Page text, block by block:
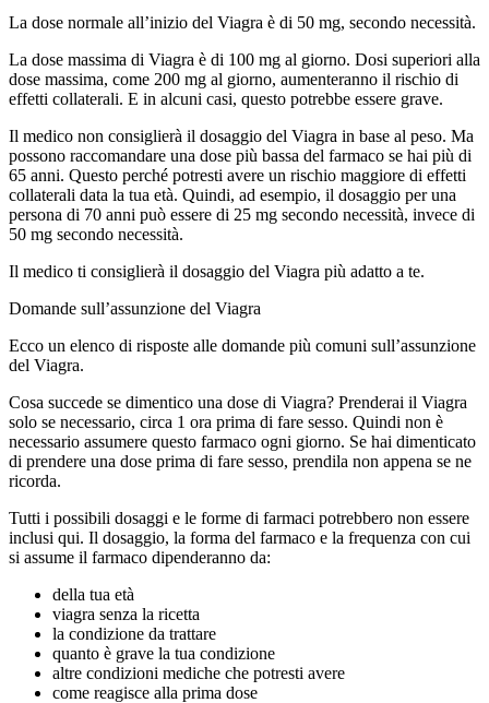
La dose normale all’inizio del Viagra è di 50 mg, secondo necessità.
La dose massima di Viagra è di 100 mg al giorno. Dosi superiori alla
dose massima, come 200 mg al giorno, aumenteranno il rischio di
effetti collaterali. E in alcuni casi, questo potrebbe essere grave.
Il medico non consiglierà il dosaggio del Viagra in base al peso. Ma
possono raccomandare una dose più bassa del farmaco se hai più di
65 anni. Questo perché potresti avere un rischio maggiore di effetti
collaterali data la tua età. Quindi, ad esempio, il dosaggio per una
persona di 70 anni può essere di 25 mg secondo necessità, invece di
50 mg secondo necessità.
Il medico ti consiglierà il dosaggio del Viagra più adatto a te.
Domande sull’assunzione del Viagra
Ecco un elenco di risposte alle domande più comuni sull’assunzione
del Viagra.
Cosa succede se dimentico una dose di Viagra? Prenderai il Viagra
solo se necessario, circa 1 ora prima di fare sesso. Quindi non è
necessario assumere questo farmaco ogni giorno. Se hai dimenticato
di prendere una dose prima di fare sesso, prendila non appena se ne
ricorda.
Tutti i possibili dosaggi e le forme di farmaci potrebbero non essere
inclusi qui. Il dosaggio, la forma del farmaco e la frequenza con cui
si assume il farmaco dipenderanno da:
della tua età
viagra senza la ricetta
la condizione da trattare
quanto è grave la tua condizione
altre condizioni mediche che potresti avere
come reagisce alla prima dose